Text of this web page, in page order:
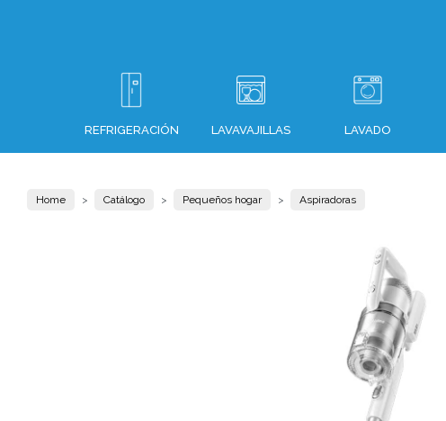
REFRIGERACIÓN LAVAVAJILLAS LAVADO
Home Catálogo Pequeños hogar Aspiradoras